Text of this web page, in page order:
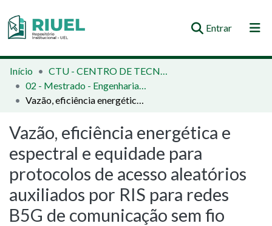
Entrar(current)
Orientações e Normas
Comunidades e Coleções
Estatísticas
Início
CTU - CENTRO DE TECNOLOGIA E URBANISMO
02 - Mestrado - Engenharia Elétrica
Vazão, eficiência energética e espectral e equidade para protocolos de acesso aleatórios auxiliados por RIS para redes B5G de comunicação sem fio
Vazão, eficiência energética e
espectral e equidade para
protocolos de acesso aleatórios
auxiliados por RIS para redes
B5G de comunicação sem fio